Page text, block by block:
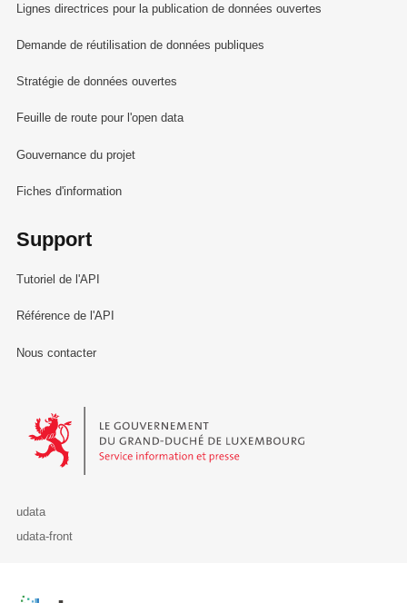
Lignes directrices pour la publication de données ouvertes
Demande de réutilisation de données publiques
Stratégie de données ouvertes
Feuille de route pour l'open data
Gouvernance du projet
Fiches d'information
Support
Tutoriel de l'API
Référence de l'API
Nous contacter
Le Gouvernement du Grand-Duché de Luxembourg - Service
udata
udata-front